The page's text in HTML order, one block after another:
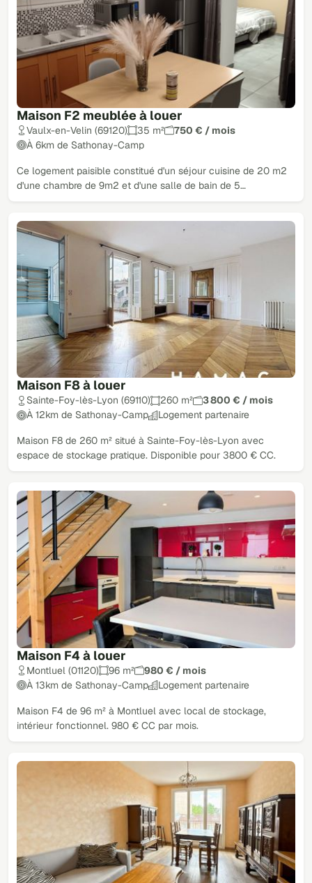
Maison F2 meublée à louer
Vaulx-en-Velin (69120) 35 m²
750 € / mois
À 6km de Sathonay-Camp
Ce logement paisible constitué d'un séjour cuisine de 20 m2
d'une chambre de 9m2 et d'une salle de bain de 5…
Maison F8 à louer
Sainte-Foy-lès-Lyon (69110) 260 m²
3 800 € / mois
À 12km de Sathonay-Camp
Logement partenaire
Maison F8 de 260 m² situé à Sainte-Foy-lès-Lyon avec
espace de stockage pratique. Disponible pour 3800 € CC.
Maison F4 à louer
Montluel (01120) 96 m²
980 € / mois
À 13km de Sathonay-Camp
Logement partenaire
Maison F4 de 96 m² à Montluel avec local de stockage,
intérieur fonctionnel. 980 € CC par mois.